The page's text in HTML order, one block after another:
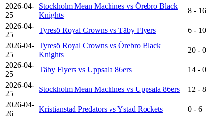
2026-04-
25
Stockholm Mean Machines vs Örebro Black
Knights
8 - 16
2026-04-
25
Tyresö Royal Crowns vs Täby Flyers
6 - 10
2026-04-
25
Tyresö Royal Crowns vs Örebro Black
Knights
20 - 0
2026-04-
25
Täby Flyers vs Uppsala 86ers
14 - 0
2026-04-
25
Stockholm Mean Machines vs Uppsala 86ers
12 - 8
2026-04-
26
Kristianstad Predators vs Ystad Rockets
0 - 6